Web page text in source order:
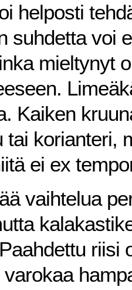
helposti
suhdetta voi
mieltynyt
Kaiken
tai korianteri,
ei ex
vaihtelua
riisi